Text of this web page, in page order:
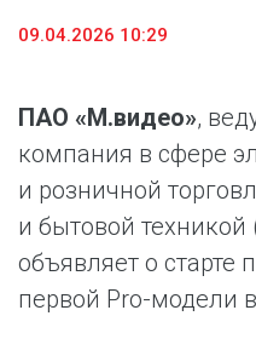
09.04.2026 10:29
ПАО «М.видео»,
компания в сфере
и розничной
и бытовой
объявляет о старте
первой Pro-модели